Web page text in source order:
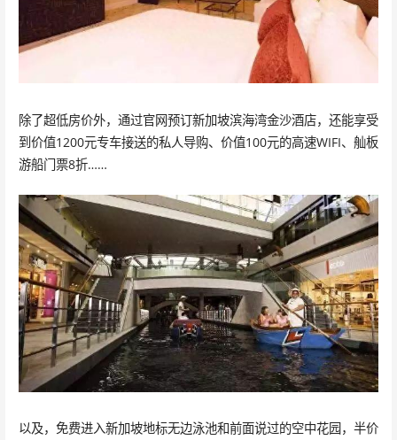
除了超低房价外，通过官网预订新加坡滨海湾金沙酒店，还能享受
到价值1200元专车接送的私人导购、价值100元的高速WIFI、舢板
游船门票8折……
以及，免费进入新加坡地标无边泳池和前面说过的空中花园，半价